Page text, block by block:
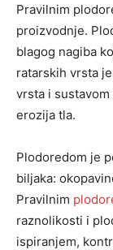
Pravilnim
proizvodnje.
blagog nagiba
ratarskih vrsta
vrsta i
erozija tla.
Plodoredom je
biljaka:
Pravilnim
raznolikosti i
ispiranjem,